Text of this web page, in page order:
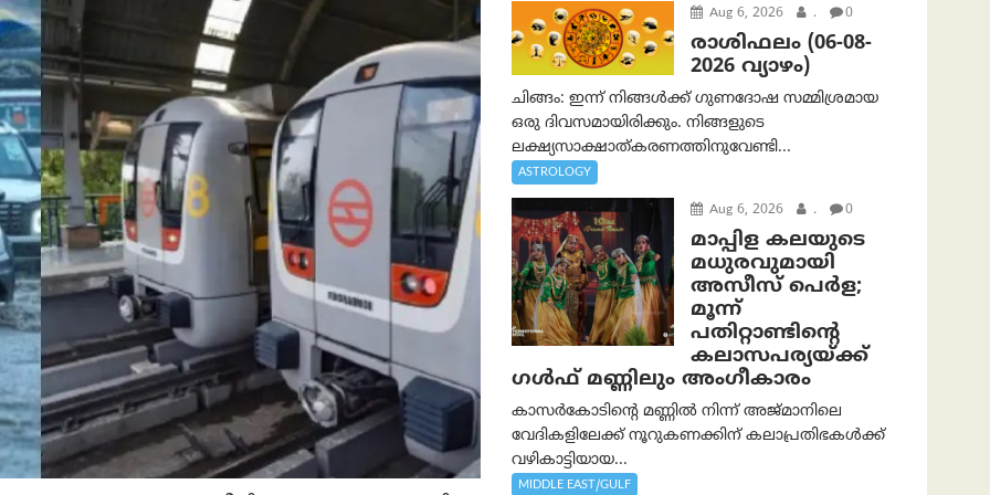
Aug 6, 2026 . 0
രാശിഫലം (06-08-
2026 വ്യാഴം)
ചിങ്ങം: ഇന്ന് നിങ്ങൾക്ക് ഗുണദോഷ സമ്മിശ്രമായ
ഒരു ദിവസമായിരിക്കും. നിങ്ങളുടെ
ലക്ഷ്യസാക്ഷാത്കരണത്തിനുവേണ്ടി...
ASTROLOGY
Aug 6, 2026 . 0
മാപ്പിള കലയുടെ
മധുരവുമായി
അസീസ് പെർള;
മൂന്ന്
പതിറ്റാണ്ടിന്റെ
കലാസപര്യയ്ക്ക്
ഗൾഫ് മണ്ണിലും അംഗീകാരം
കാസർകോടിന്റെ മണ്ണിൽ നിന്ന് അജ്മാനിലെ
വേദികളിലേക്ക് നൂറുകണക്കിന് കലാപ്രതിഭകൾക്ക്
വഴികാട്ടിയായ...
MIDDLE EAST/GULF